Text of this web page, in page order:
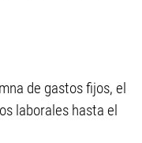
de gastos fijos, el
laborales hasta el